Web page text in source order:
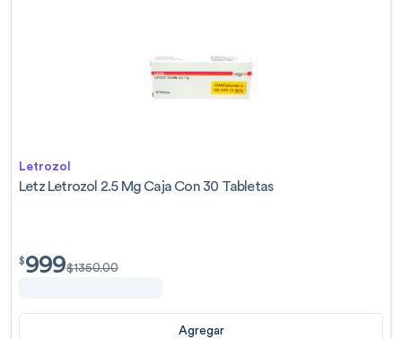
Letrozol
Letz Letrozol 2.5 Mg Caja Con 30 Tabletas
$999.00
$999$1350.00
Agregar